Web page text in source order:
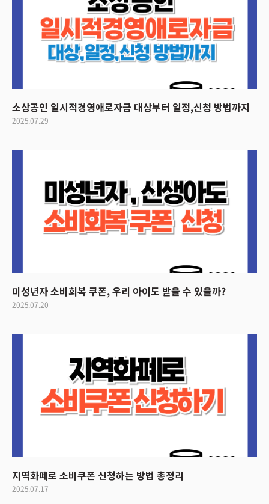
소상공인 일시적경영애로자금 대상부터 일정,신청 방법까지
2025.07.29
미성년자 소비회복 쿠폰, 우리 아이도 받을 수 있을까?
2025.07.20
지역화폐로 소비쿠폰 신청하는 방법 총정리
2025.07.17